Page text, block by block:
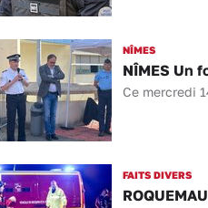
NÎMES
NÎMES Un
Ce mercredi
FAITS DIVERS